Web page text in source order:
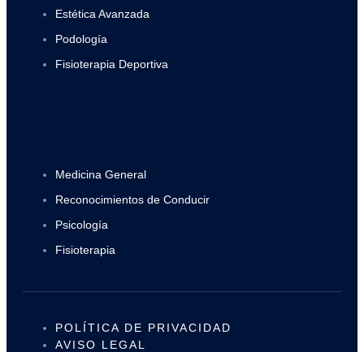
Estética Avanzada
Podología
Fisioterapia Deportiva
Medicina General
Reconocimientos de Conducir
Psicología
Fisioterapia
POLÍTICA DE PRIVACIDAD
AVISO LEGAL